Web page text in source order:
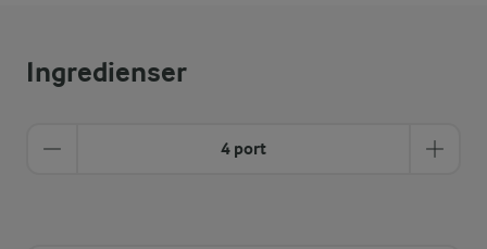
Ingredienser
4 port